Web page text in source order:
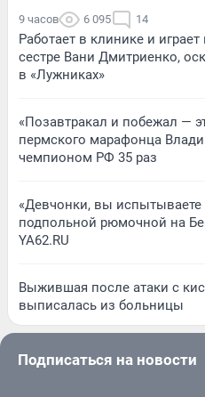
9 часов 6 095 14
Работает в клинике и
сестре Вани Дмитриенко,
в «Лужниках»
«Позавтракал и побежал —
пермского марафонца
чемпионом РФ 35 раз
«Девчонки, вы испытываете
подпольной рюмочной на
YA62.RU
Выжившая после атаки с
выписалась из больницы
Подписаться на новости